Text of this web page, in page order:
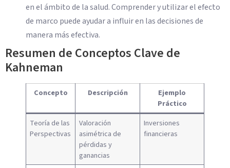
en el ámbito de la salud. Comprender y utilizar el efecto
de marco puede ayudar a influir en las decisiones de
manera más efectiva.
Resumen de Conceptos Clave de
Kahneman
Concepto Descripción
Ejemplo
Práctico
Teoría de las
Perspectivas
Valoración
asimétrica de
pérdidas y
ganancias
Inversiones
financieras